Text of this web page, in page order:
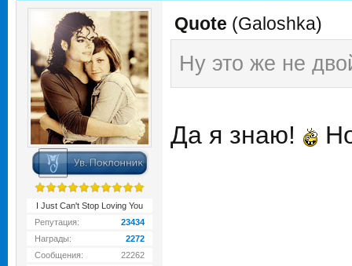
I Just Can't Stop Loving You
Репутация:
23434
Награды:
2272
Сообщения:
22262
Quote (Galoshka)
Ну это же не
Да я знаю!